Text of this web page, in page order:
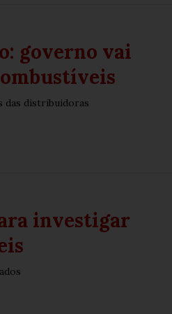
governo vai
das distribuidoras
investigar